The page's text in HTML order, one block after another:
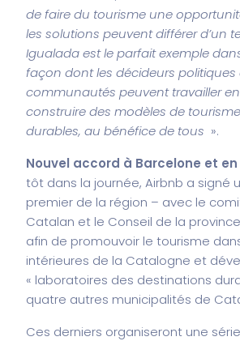
de faire du tourisme une
les solutions peuvent différer d’un
Igualada est le parfait exemple
façon dont les décideurs politiques
communautés peuvent travailler
construire des modèles de
durables, au bénéfice de tous ».
Nouvel accord à Barcelone et
tôt dans la journée, Airbnb a signé
premier de la région – avec le
Catalan et le Conseil de la
afin de promouvoir le tourisme
intérieures de la Catalogne et
« laboratoires des destinations
quatre autres municipalités de
Ces derniers organiseront une